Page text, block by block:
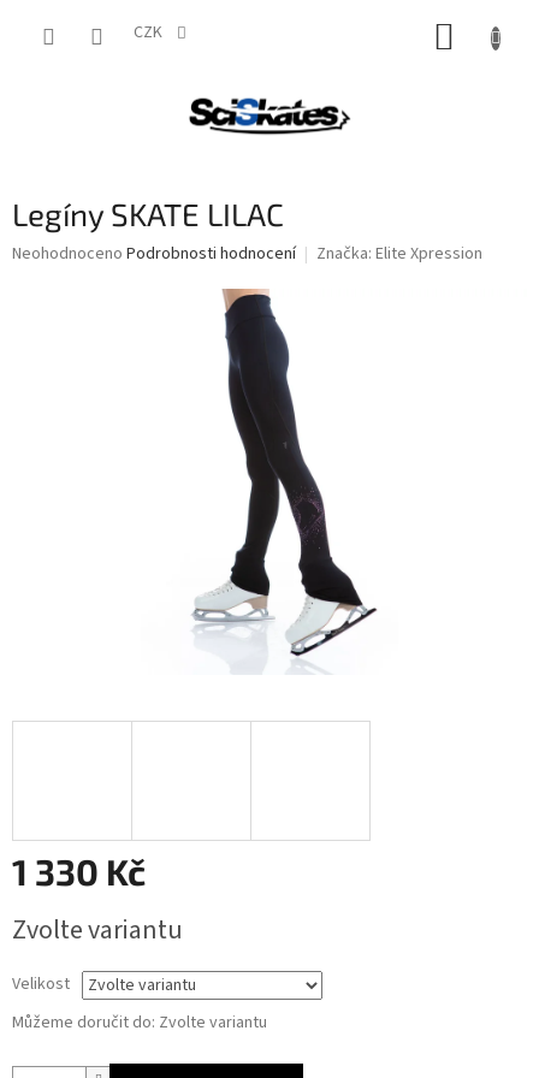
CZK
Legíny SKATE LILAC
Průměrné
Neohodnoceno Podrobnosti hodnocení Značka: Elite Xpression
1 330 Kč
cena:
Zvolte variantu
Velikost
Můžeme doručit do: Zvolte variantu